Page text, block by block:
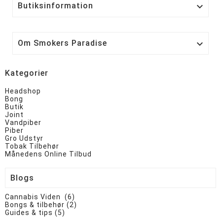
Butiksinformation 
Om Smokers Paradise 
Kategorier
Headshop
Bong
Butik
Joint
Vandpiber
Piber
Gro Udstyr
Tobak Tilbehør
Månedens Online Tilbud
Blogs
Cannabis Viden (6)
Bongs & tilbehør (2)
Guides & tips (5)